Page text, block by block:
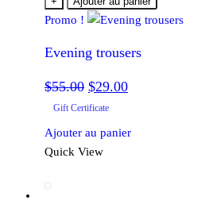
Evening
Promo !
Evening trousers
$55.00 Le
prix
initial
était :
$29.00Le
actuel
Gift Certificate
Ajouter au panier
Quick View